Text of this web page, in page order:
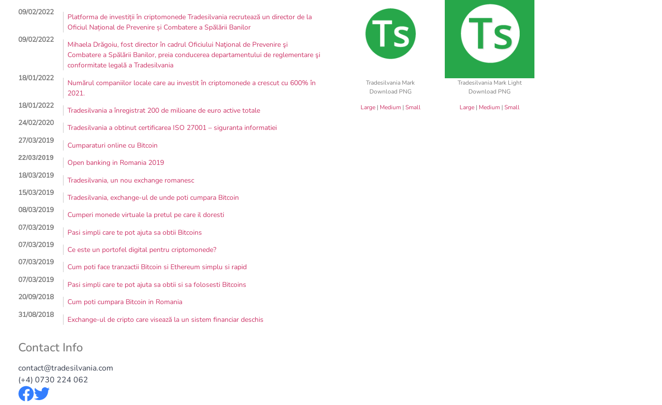
09/02/2022
Platforma de investiții în criptomonede Tradesilvania recrutează un director de la
Oficiul Național de Prevenire și Combatere a Spălării Banilor
09/02/2022
Mihaela Drăgoiu, fost director în cadrul Oficiului Naţional de Prevenire şi
Combatere a Spălării Banilor, preia conducerea departamentului de reglementare şi
conformitate legală a Tradesilvania
18/01/2022
Numărul companiilor locale care au investit în criptomonede a crescut cu 600% în
2021.
18/01/2022
Tradesilvania a înregistrat 200 de milioane de euro active totale
24/02/2020
Tradesilvania a obtinut certificarea ISO 27001 – siguranta informatiei
27/03/2019
Cumparaturi online cu Bitcoin
22/03/2019
Open banking in Romania 2019
18/03/2019
Tradesilvania, un nou exchange romanesc
15/03/2019
Tradesilvania, exchange-ul de unde poti cumpara Bitcoin
08/03/2019
Cumperi monede virtuale la pretul pe care il doresti
07/03/2019
Pasi simpli care te pot ajuta sa obtii Bitcoins
07/03/2019
Ce este un portofel digital pentru criptomonede?
07/03/2019
Cum poti face tranzactii Bitcoin si Ethereum simplu si rapid
07/03/2019
Pasi simpli care te pot ajuta sa obtii si sa folosesti Bitcoins
20/09/2018
Cum poti cumpara Bitcoin in Romania
31/08/2018
Exchange-ul de cripto care visează la un sistem financiar deschis
Contact Info
contact@tradesilvania.com
(+4) 0730 224 062
Tradesilvania Mark
Download PNG
Large| Medium| Small
Tradesilvania Mark Light
Download PNG
Large | Medium |Small